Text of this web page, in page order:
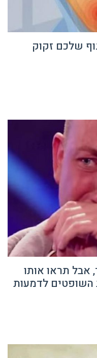
שלכם זקוק
אבל תראו אותו
השופטים לדמעות